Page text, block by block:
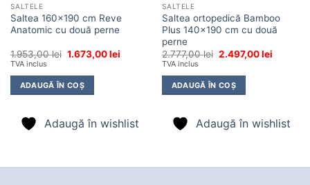
SALTELE
Saltea 160×190 cm Reve
Anatomic cu două perne
1.953,00lei Prețul
fost:
1.953,00 lei.
1.673,00leiPrețul
1.673,00 lei.
TVA inclus
ADAUGĂ ÎN COȘ
Adaugă în wishlist
SALTELE
Saltea ortopedică Bamboo
Plus 140×190 cm cu două
perne
2.777,00lei Prețul
fost:
2.777,00 lei.
2.497,00leiPrețul
TVA inclus
ADAUGĂ ÎN COȘ
Adaugă în wishlist